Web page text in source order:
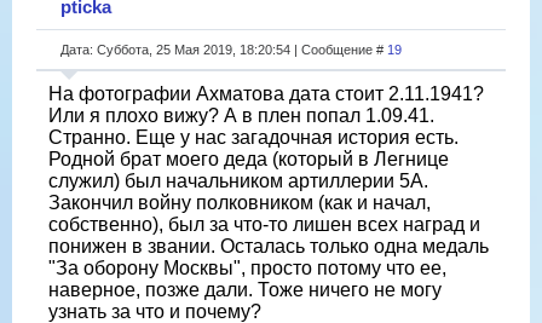
pticka
Дата: Суббота, 25 Мая 2019, 18:20:54 | Сообщение # 19
На фотографии Ахматова дата стоит 2.11.1941?
Или я плохо вижу? А в плен попал 1.09.41.
Странно. Еще у нас загадочная история есть.
Родной брат моего деда (который в Легнице
служил) был начальником артиллерии 5А.
Закончил войну полковником (как и начал,
собственно), был за что-то лишен всех наград и
понижен в звании. Осталась только одна медаль
"За оборону Москвы", просто потому что ее,
наверное, позже дали. Тоже ничего не могу
узнать за что и почему?